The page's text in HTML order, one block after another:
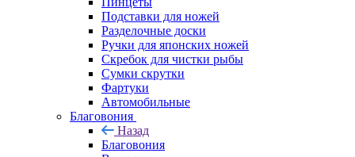
Подставки для ножей
Разделочные доски
Ручки для японских ножей
Скребок для чистки рыбы
Сумки скрутки
Фартуки
Автомобильные
Благовония
Назад
Благовония